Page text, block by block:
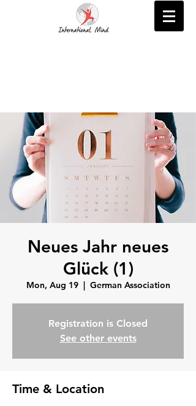
Neues Jahr neues
Glück (1)
Mon, Aug 19
  |
German Association
Registration is Closed
See other events
Time & Location